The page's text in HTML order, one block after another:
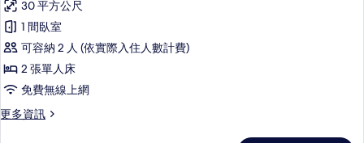
條
件
準
雙
床
房,
間
30 平方公尺
1 間臥室
可容納 2 人 (依實際入住人數計費)
2 張單人床
免費無線上網
更多資訊
更